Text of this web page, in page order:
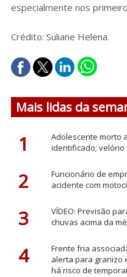
especialmente nos
Crédito: Suliane Helena.
Mais lidas da
1
Adolescente morto
identificado;
2
Funcionário de
acidente com
3
VÍDEO: Previsão
chuvas acima da
4
Frente fria
alerta para granizo
há risco de